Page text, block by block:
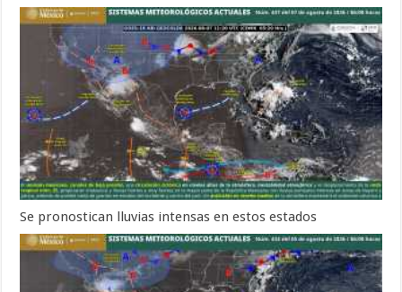
Se pronostican lluvias intensas en estos estados